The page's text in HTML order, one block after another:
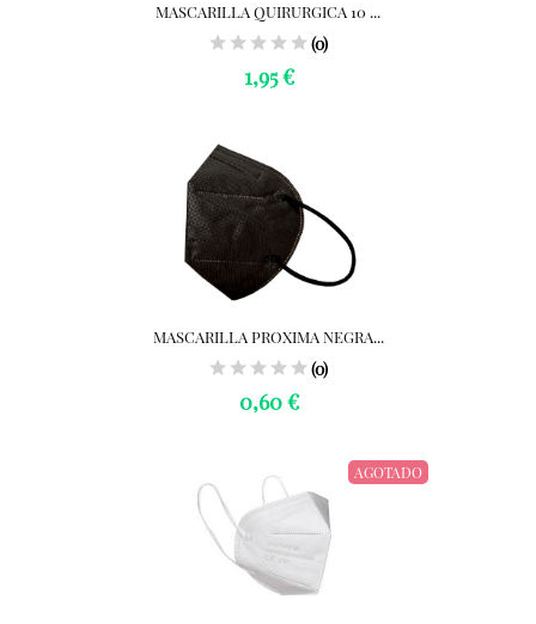
MASCARILLA QUIRURGICA 10 ...
(0)
1,95 €
MASCARILLA PROXIMA NEGRA...
(0)
0,60 €
AGOTADO